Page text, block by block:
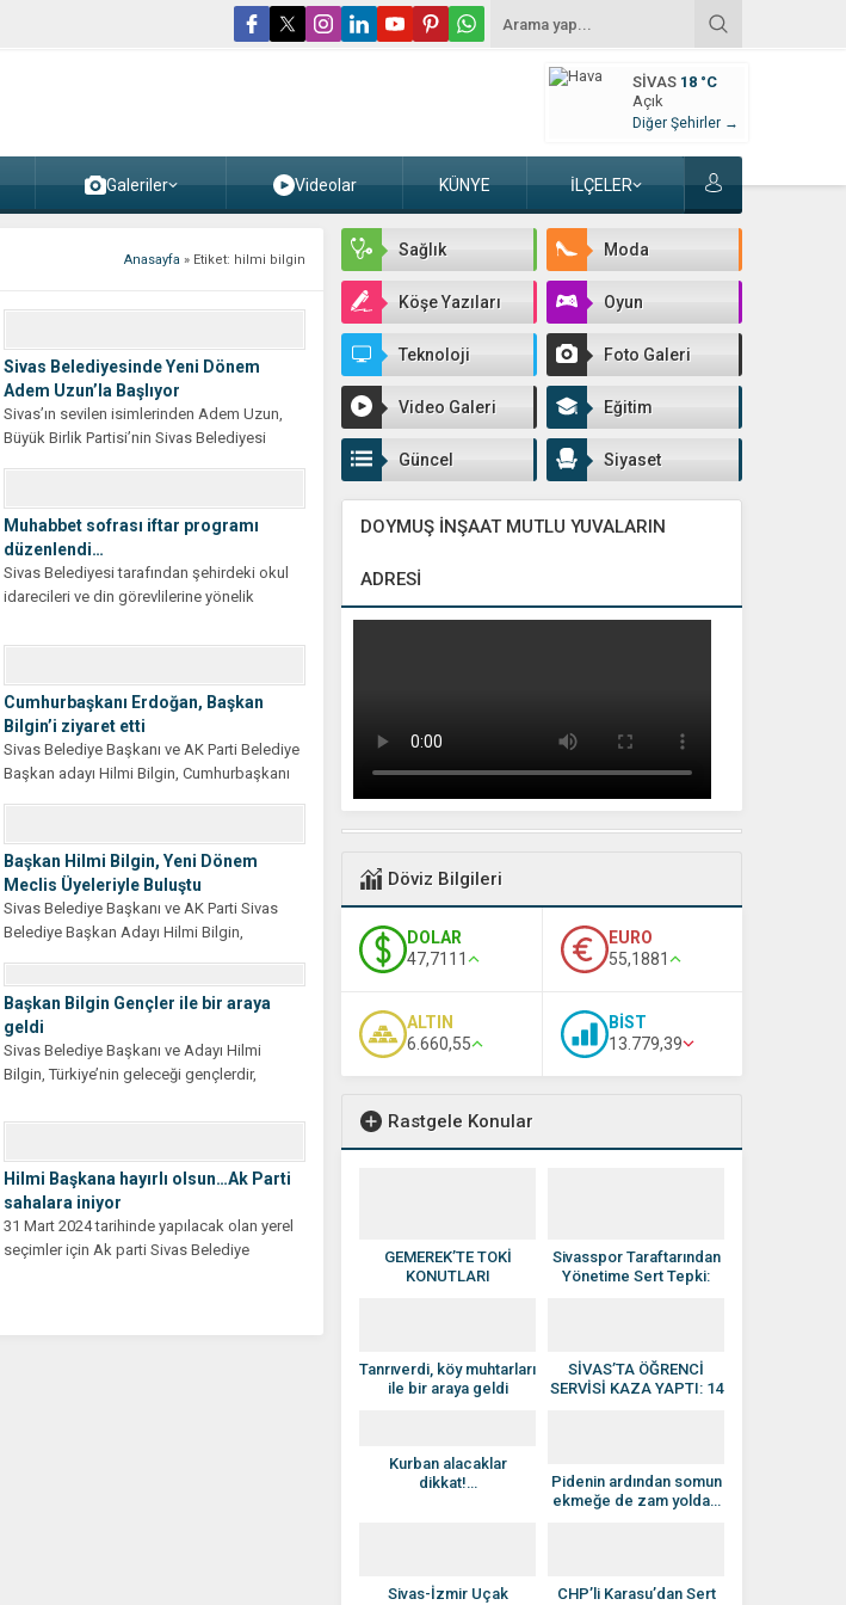
SIVAS 18 °C
Açık
Diğer Şehirler →
Galeriler Videolar KÜNYE İLÇELER
Anasayfa » Etiket: hilmi bilgin
Sivas Belediyesinde Yeni Dönem
Adem Uzun’la Başlıyor
Sivas’ın sevilen isimlerinden Adem Uzun,
Büyük Birlik Partisi’nin Sivas Belediyesi
Muhabbet sofrası iftar programı
düzenlendi…
Sivas Belediyesi tarafından şehirdeki okul
idarecileri ve din görevlilerine yönelik
düzenlendi....
Cumhurbaşkanı Erdoğan, Başkan
Bilgin’i ziyaret etti
Sivas Belediye Başkanı ve AK Parti Belediye
Başkan adayı Hilmi Bilgin, Cumhurbaşkanı
Başkan Hilmi Bilgin, Yeni Dönem
Meclis Üyeleriyle Buluştu
Sivas Belediye Başkanı ve AK Parti Sivas
Belediye Başkan Adayı Hilmi Bilgin,
Başkan Bilgin Gençler ile bir araya
geldi
Sivas Belediye Başkanı ve Adayı Hilmi
Bilgin, Türkiye’nin geleceği gençlerdir,
Hilmi Başkana hayırlı olsun…Ak Parti
sahalara iniyor
31 Mart 2024 tarihinde yapılacak olan yerel
seçimler için Ak parti Sivas Belediye
Sağlık Moda
Köşe Yazıları Oyun
Teknoloji Foto Galeri
Video Galeri Eğitim
Güncel Siyaset
DOYMUŞ İNŞAAT MUTLU YUVALARIN
ADRESİ
Döviz Bilgileri
DOLAR
47,7111
EURO
55,1881
ALTIN
6.660,55
BİST
13.779,39
Rastgele Konular
GEMEREK’TE TOKİ
KONUTLARI
Sivasspor Taraftarından
Yönetime Sert Tepki:
Tanrıverdi, köy muhtarları
ile bir araya geldi
SİVAS’TA ÖĞRENCİ
SERVİSİ KAZA YAPTI: 14
Kurban alacaklar
dikkat!…
Pidenin ardından somun
ekmeğe de zam yolda…
Sivas-İzmir Uçak
CHP’li Karasu’dan Sert